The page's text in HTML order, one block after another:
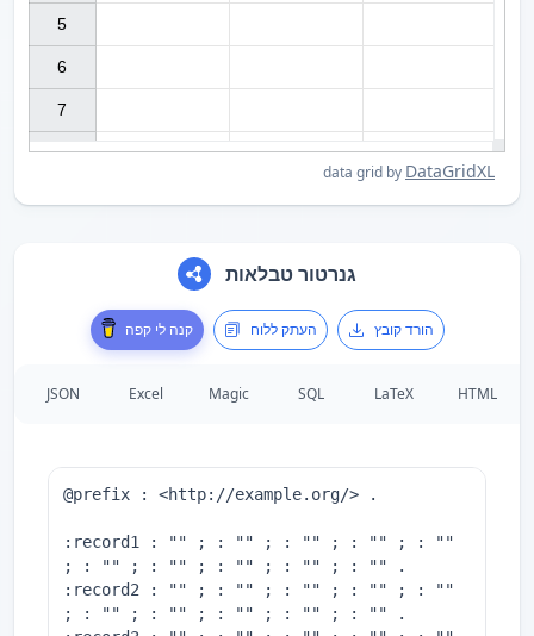
data grid by DataGridXL
5
6
7
גנרטור טבלאות
קנה לי קפה העתק ללוח הורד קובץ
JSON Excel Magic SQL LaTeX HTML